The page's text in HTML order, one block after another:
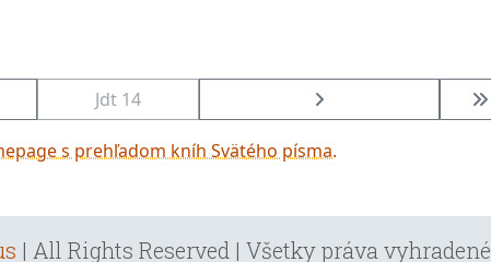
Jdt 14
s prehľadom kníh Svätého písma.
| All Rights Reserved | Všetky práva vyhradené